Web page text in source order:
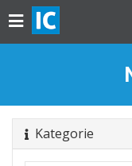
Kategorie